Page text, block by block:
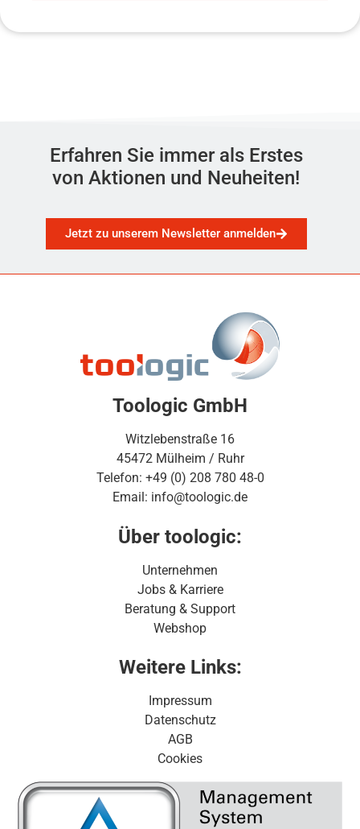
Erfahren Sie immer als Erstes
von Aktionen und Neuheiten!
Jetzt zu unserem Newsletter anmelden
Toologic GmbH
Witzlebenstraße 16
45472 Mülheim / Ruhr
Telefon: +49 (0) 208 780 48-0
Email: info@toologic.de
Über toologic:
Unternehmen
Jobs & Karriere
Beratung & Support
Webshop
Weitere Links:
Impressum
Datenschutz
AGB
Cookies